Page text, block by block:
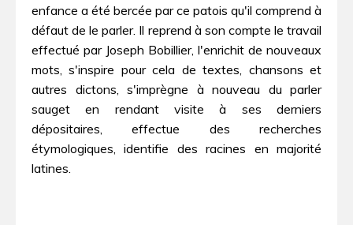
enfance a été bercée par ce patois qu'il comprend à
défaut de le parler. Il reprend à son compte le travail
effectué par Joseph Bobillier, l'enrichit de nouveaux
mots, s'inspire pour cela de textes, chansons et
autres dictons, s'imprègne à nouveau du parler
sauget en rendant visite à ses derniers
dépositaires, effectue des recherches
étymologiques, identifie des racines en majorité
latines.